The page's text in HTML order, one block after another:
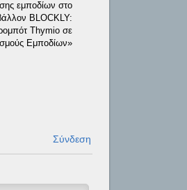
εμποδίων στο
BLOCKLY:
Thymio σε
Εμποδίων»
Σύνδεση